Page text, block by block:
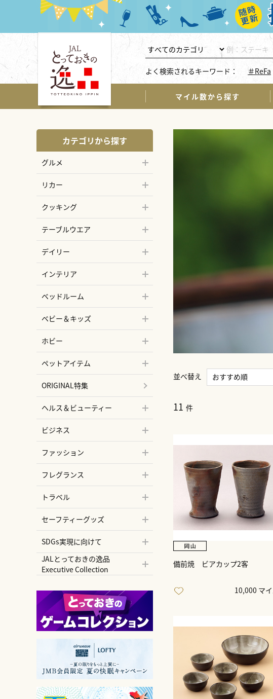
よく検索されるキーワード： ＃ReFa
マイル数から探す
カテゴリから探す
グルメ
リカー
クッキング
テーブルウエア
デイリー
インテリア
ベッドルーム
ベビー＆キッズ
ホビー
ペットアイテム
ORIGINAL特集
ヘルス＆ビューティー
ビジネス
ファッション
フレグランス
トラベル
セーフティーグッズ
SDGs実現に向けて
JALとっておきの逸品
Executive Collection
並べ替え
おすすめ順
11 件
備前焼 ビアカップ2客
10,000 マ